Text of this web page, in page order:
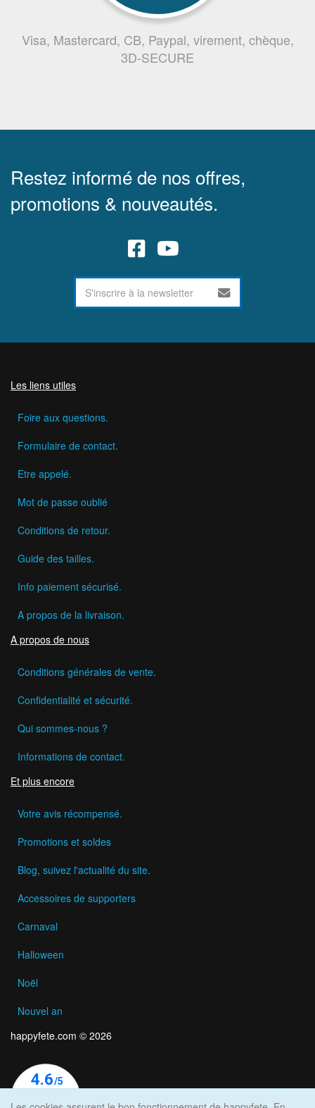
Visa, Mastercard, CB, Paypal, virement, chèque,
3D-SECURE
Restez informé de nos offres,
promotions & nouveautés.
Les liens utiles
Foire aux questions.
Formulaire de contact.
Etre appelé.
Mot de passe oublié
Conditions de retour.
Guide des tailles.
Info paiement sécurisé.
A propos de la livraison.
A propos de nous
Conditions générales de vente.
Confidentialité et sécurité.
Qui sommes-nous ?
Informations de contact.
Et plus encore
Votre avis récompensé.
Promotions et soldes
Blog, suivez l'actualité du site.
Accessoires de supporters
Carnaval
Halloween
Noël
Nouvel an
happyfete.com © 2026